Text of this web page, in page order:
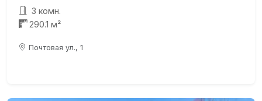
3 комн.
290.1 м²
Почтовая ул., 1